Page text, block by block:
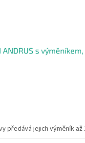
ANDRUS s
předává jejich výměník až